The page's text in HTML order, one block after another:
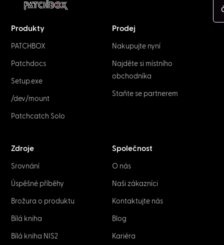
Produkty
PATCHBOX
Patchdocs
Setup.exe
/dev/mount
Patchcatch Solo
Prodej
Nakupujte nyní
Najděte si místního
obchodníka
Staňte se partnerem
Zdroje
Srovnání
Úspěšné příběhy
Brožura o produktu
Bílá kniha
Bílá kniha NIS2
Společnost
O nás
Naši zákazníci
Kontaktujte nás
Blog
Kariéra